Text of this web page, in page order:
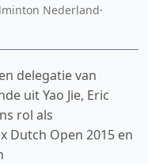
Nederland·
delegatie van
uit Yao Jie, Eric
rol als
Dutch Open 2015 en